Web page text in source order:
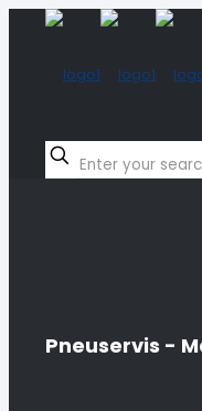
Pneuservis -